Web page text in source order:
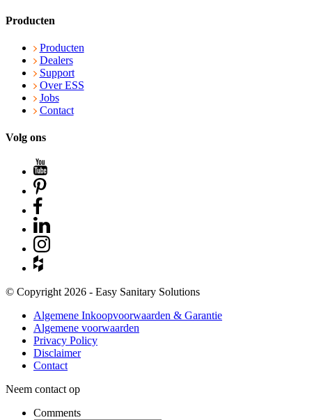
Producten
Producten
Dealers
Support
Over ESS
Jobs
Contact
Volg ons
© Copyright 2026 - Easy Sanitary Solutions
Algemene Inkoopvoorwaarden & Garantie
Algemene voorwaarden
Privacy Policy
Disclaimer
Contact
Neem contact op
Comments